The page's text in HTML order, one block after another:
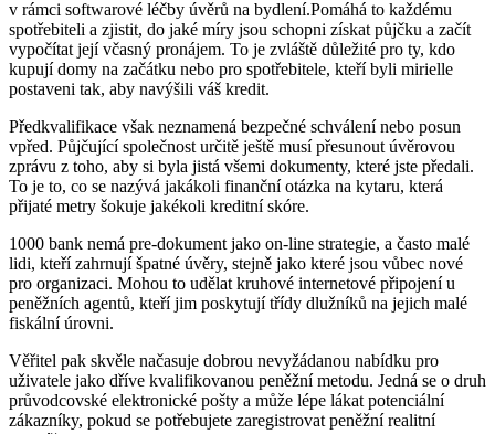
v rámci softwarové léčby úvěrů na bydlení.Pomáhá to každému
spotřebiteli a zjistit, do jaké míry jsou schopni získat půjčku a začít
vypočítat její včasný pronájem. To je zvláště důležité pro ty, kdo
kupují domy na začátku nebo pro spotřebitele, kteří byli mirielle
postaveni tak, aby navýšili váš kredit.
Předkvalifikace však neznamená bezpečné schválení nebo posun
vpřed. Půjčující společnost určitě ještě musí přesunout úvěrovou
zprávu z toho, aby si byla jistá všemi dokumenty, které jste předali.
To je to, co se nazývá jakákoli finanční otázka na kytaru, která
přijaté metry šokuje jakékoli kreditní skóre.
1000 bank nemá pre-dokument jako on-line strategie, a často malé
lidi, kteří zahrnují špatné úvěry, stejně jako které jsou vůbec nové
pro organizaci. Mohou to udělat kruhové internetové připojení u
peněžních agentů, kteří jim poskytují třídy dlužníků na jejich malé
fiskální úrovni.
Věřitel pak skvěle načasuje dobrou nevyžádanou nabídku pro
uživatele jako dříve kvalifikovanou peněžní metodu. Jedná se o druh
průvodcovské elektronické pošty a může lépe lákat potenciální
zákazníky, pokud se potřebujete zaregistrovat peněžní realitní